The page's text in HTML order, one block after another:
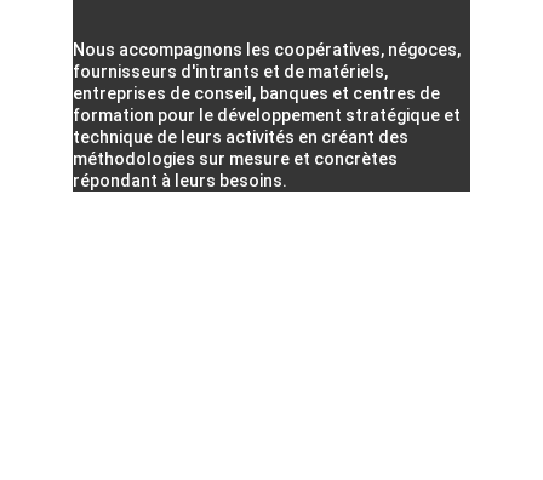
Nous accompagnons les coopératives, négoces,
fournisseurs d'intrants et de matériels,
entreprises de conseil, banques et centres de
formation pour le développement stratégique et
technique de leurs activités en créant des
méthodologies sur mesure et concrètes
répondant à leurs besoins.